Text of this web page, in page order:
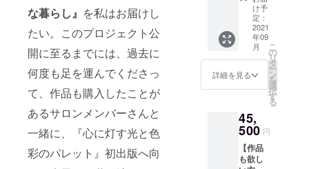
な暮らし』 を私はお届けし
たい。このプロジェクト公
開に至るまでには、過去に
何度も足を運んでくださっ
て、作品も購入したことが
あるサロンメンバーさんと
一緒に、『心に灯す光と色
彩のパレット』初出版へ向
宛名の
いらな
い場合
は「宛
名な
ご記入
くださ
gift③ =
東京で
開催の
個展
オープ
の宛名
を希望
する場
合は
「〇〇
さん」
「〇〇
くん」
など備
考欄に
必ず敬
称付き
パーソ
ナル
zoom
セッ
ション
90分つ
き
+specia
搬入出
の手伝
きる権
利【東
１冊
+購入者
のお名
前と著
者のサ
イン入
り
+specia
カード2
枚
+specia
l gift②
オリジ
け予
定：
2021
年09
月
詳細を見る
こ
の
リ
タ
ー
ン
を
選
択
す
る
45,
500 円
【作品
も欲し